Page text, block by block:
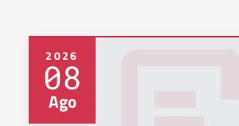
2026
08
Ago